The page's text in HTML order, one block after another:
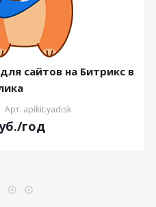
сайтов на Битрикс в
Арт. apikit.yadisk
/год